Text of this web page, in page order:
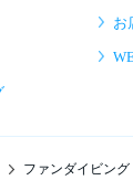
お
ファンダイビング